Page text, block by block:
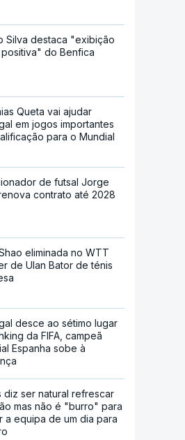
Silva destaca "exibição
positiva" do Benfica
Queta vai ajudar
em jogos importantes
para o Mundial
de futsal Jorge
contrato até 2028
eliminada no WTT
de Ulan Bator de ténis
desce ao sétimo lugar
da FIFA, campeã
Espanha sobe à
diz ser natural refrescar
mas não é "burro" para
a equipa de um dia para